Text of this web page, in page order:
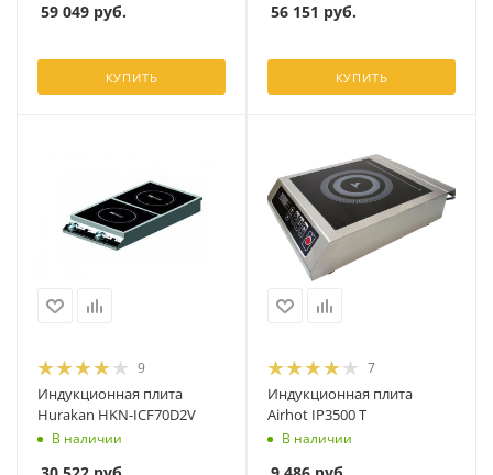
59 049 руб.
КУПИТЬ
56 151 руб.
КУПИТЬ
9
Индукционная плита
Hurakan HKN-ICF70D2V
В наличии
7
Индукционная плита
Airhot IP3500 T
В наличии